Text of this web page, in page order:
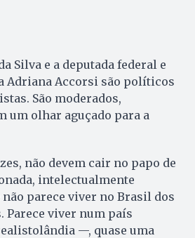
Silva e a deputada federal e
Adriana Accorsi são políticos
São moderados,
um olhar aguçado para a
não devem cair no papo de
intelectualmente
parece viver no Brasil dos
Parece viver num país
—, quase uma